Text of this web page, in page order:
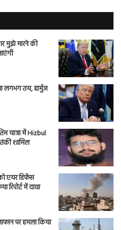
मुझे मारने की
लगभग तय, हार्मुज
यात्रा में Hizbul
शामिल
एयर डिफेंस
में दावा
पर हमला किया